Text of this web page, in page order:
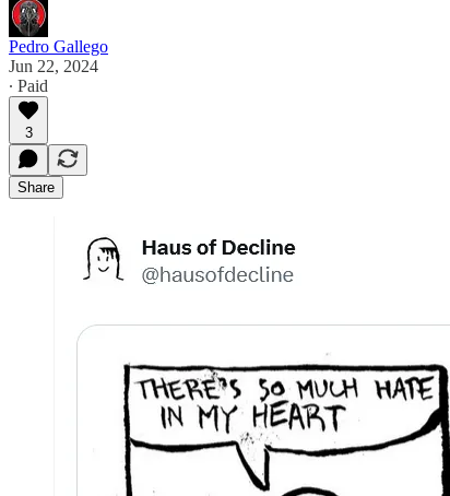
Pedro Gallego
Jun 22, 2024
∙ Paid
3
Share